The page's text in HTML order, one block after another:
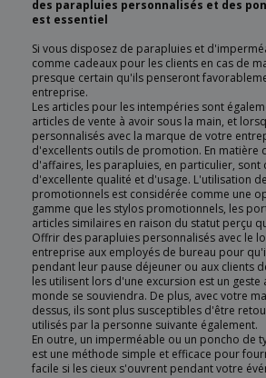
des parapluies personnalisés et des
est essentiel
Si vous disposez de parapluies et
comme cadeaux pour les clients en cas de
presque certain qu'ils penseront
entreprise.
Les articles pour les intempéries sont
articles de vente à avoir sous la main, et
personnalisés avec la marque de votre
d'excellents outils de promotion. En matière
d'affaires, les parapluies, en particulier, sont
d'excellente qualité et d'usage. L'utilisation
promotionnels est considérée comme une
gamme que les stylos promotionnels, les
articles similaires en raison du statut perçu
Offrir des parapluies personnalisés avec le
entreprise aux employés de bureau pour
pendant leur pause déjeuner ou aux clients
les utilisent lors d'une excursion est un
monde se souviendra. De plus, avec votre
dessus, ils sont plus susceptibles d'être
utilisés par la personne suivante également.
En outre, un imperméable ou un poncho de
est une méthode simple et efficace pour
facile si les cieux s'ouvrent pendant votre